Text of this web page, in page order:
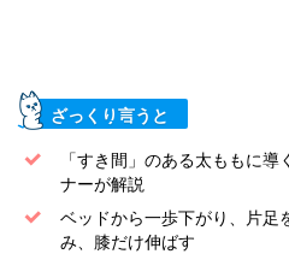
ざっくり言うと
「すき間」のある太ももに導
ナーが解説
ベッドから一歩下がり、片足
み、膝だけ伸ばす